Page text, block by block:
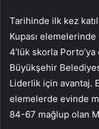
Tarihinde ilk kez
Kupası
4’lük skorla
Büyükşehir
Liderlik için avantaj.
elemelerde evinde
84-67 mağlup olan